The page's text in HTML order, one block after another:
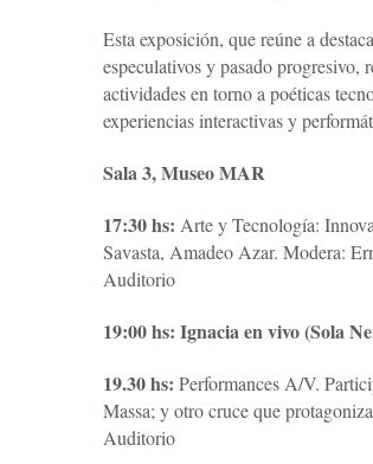
Esta exposición, que reúne a
especulativos y pasado
actividades en torno a poéticas
experiencias interactivas y
Sala 3, Museo MAR
17:30 hs: Arte y Tecnología:
Savasta, Amadeo Azar. Modera:
Auditorio
19:00 hs: Ignacia en vivo (Sola
19.30 hs: Performances A/V.
Massa; y otro cruce que
Auditorio